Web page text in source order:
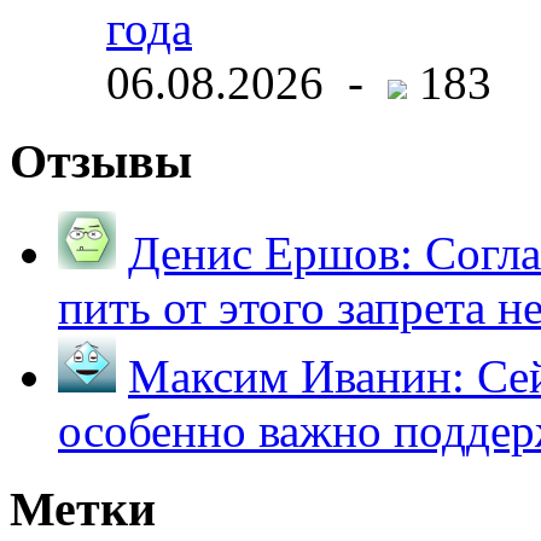
года
06.08.2026 -
183
Отзывы
Денис Ершов:
пить от этого запрета
Максим Иванин:
особенно важно
Метки